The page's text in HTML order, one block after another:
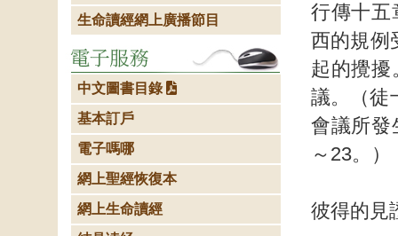
行傳十五
西的規例
起的攪擾
議。（徒
會議所發
～23。）
彼得的見
生命讀經網上廣播節目
中文圖書目錄
基本訂戶
電子嗎哪
網上聖經恢復本
網上生命讀經